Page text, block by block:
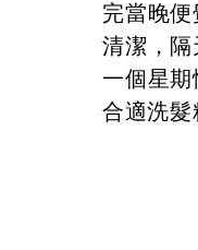
完當晚
清潔，隔
一個星
合適洗髮